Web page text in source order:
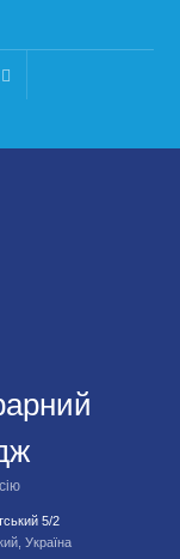
Youtube
5/2
Україна